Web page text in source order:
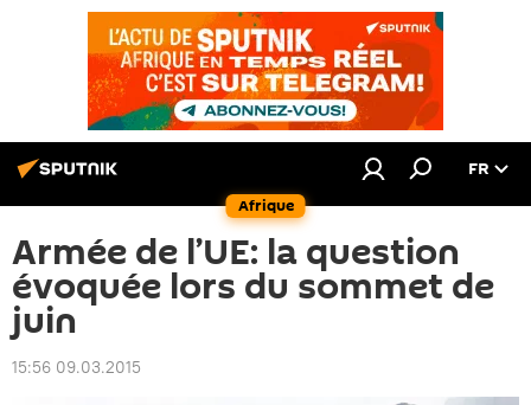
Afrique
FR
Armée de l’UE: la question
évoquée lors du sommet de
juin
15:56 09.03.2015